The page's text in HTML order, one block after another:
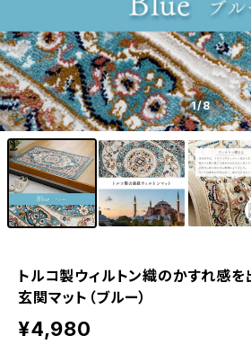
1/8
トルコ製ウィルトン織のかすれ感を
玄関マット（ブルー）
¥4,980